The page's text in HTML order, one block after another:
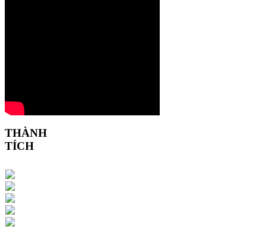
THÀNH
TÍCH